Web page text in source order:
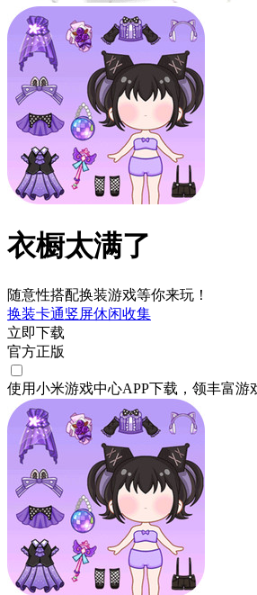
衣橱太满了
随意性搭配换装游戏等你来玩！
换装卡通竖屏休闲收集
立即下载
官方正版
使用小米游戏中心APP下载 ，领丰富游